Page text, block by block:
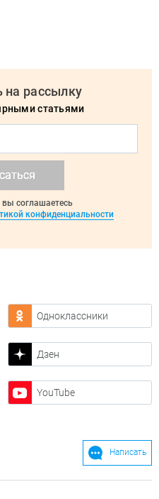
на рассылку
статьями
соглашаетесь
конфиденциальности
Одноклассники
Дзен
YouTube
Написать